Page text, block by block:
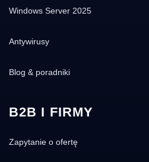
Windows Server 2025
Antywirusy
Blog & poradniki
B2B I FIRMY
Zapytanie o ofertę